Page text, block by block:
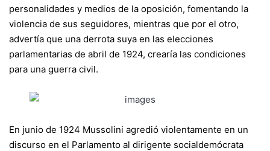
personalidades y medios de la oposición, fomentando la
violencia de sus seguidores, mientras que por el otro,
advertía que una derrota suya en las elecciones
parlamentarias de abril de 1924, crearía las condiciones
para una guerra civil.
En junio de 1924 Mussolini agredió violentamente en un
discurso en el Parlamento al dirigente socialdemócrata